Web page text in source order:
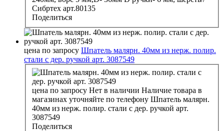
Сибртех арт.80135
Поделиться
цена по запросу Шпатель малярн. 40мм из нерж. полир.
стали с дер. ручкой арт. 3087549
цена по запросу Нет в наличии Наличие товара в
магазинах уточняйте по телефону Шпатель малярн.
40мм из нерж. полир. стали с дер. ручкой арт.
3087549
Поделиться